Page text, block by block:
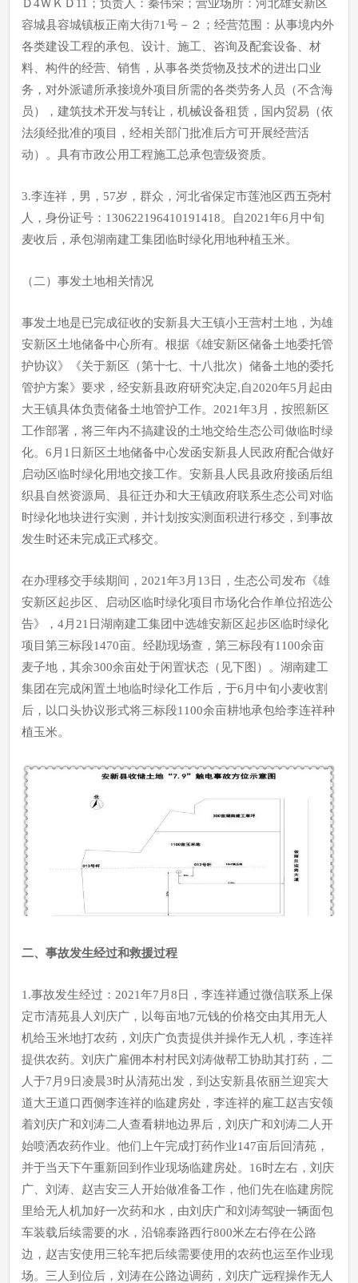
Ｄ4ＷＫＤ11；负责人：秦伟荣；营业场所：河北雄安新区
容城县容城镇板正南大街71号－２；经营范围：从事境内外
各类建设工程的承包、设计、施工、咨询及配套设备、材
料、构件的经营、销售，从事各类货物及技术的进出口业
务，对外派谴所承接境外项目所需的各类劳务人员（不含海
员），建筑技术开发与转让，机械设备租赁，国内贸易（依
法须经批准的项目，经相关部门批准后方可开展经营活
动）。具有市政公用工程施工总承包壹级资质。
3.李连祥，男，57岁，群众，河北省保定市莲池区西五尧村
人，身份证号：130622196410191418。自2021年6月中旬
麦收后，承包湖南建工集团临时绿化用地种植玉米。
（二）事发土地相关情况
事发土地是已完成征收的安新县大王镇小王营村土地，为雄
安新区土地储备中心所有。根据《雄安新区储备土地委托管
护协议》《关于新区（第十七、十八批次）储备土地的委托
管护方案》要求，经安新县政府研究决定,自2020年5月起由
大王镇具体负责储备土地管护工作。2021年3月，按照新区
工作部署，将三年内不搞建设的土地交给生态公司做临时绿
化。6月1日新区土地储备中心发函安新县人民政府配合做好
启动区临时绿化用地交接工作。安新县人民县政府接函后组
织县自然资源局、县征迁办和大王镇政府联系生态公司对临
时绿化地块进行实测，并计划按实测面积进行移交，到事故
发生时还未完成正式移交。
在办理移交手续期间，2021年3月13日，生态公司发布《雄
安新区起步区、启动区临时绿化项目市场化合作单位招选公
告》，4月21日湖南建工集团中选雄安新区起步区临时绿化
项目第三标段1470亩。经勘现场查，第三标段有1100余亩
麦子地，其余300余亩处于闲置状态（见下图）。湖南建工
集团在完成闲置土地临时绿化工作后，于6月中旬小麦收割
后，以口头协议形式将三标段1100余亩耕地承包给李连祥种
植玉米。
二、事故发生经过和救援过程
1.事故发生经过：2021年7月8日，李连祥通过微信联系上保
定市清苑县人刘庆广，以每亩地7元钱的价格交由其用无人
机给玉米地打农药，刘庆广负责提供并操作无人机，李连祥
提供农药。刘庆广雇佣本村村民刘涛做帮工协助其打药，二
人于7月9日凌晨3时从清苑出发，到达安新县依丽兰迎宾大
道大王道口西侧李连祥的临建房处，李连祥的雇工赵吉安领
着刘庆广和刘涛二人查看耕地边界后，刘庆广和刘涛二人开
始喷洒农药作业。他们上午完成打药作业147亩后回清苑，
并于当天下午重新回到作业现场临建房处。16时左右，刘庆
广、刘涛、赵吉安三人开始做准备工作，他们先在临建房院
里给无人机加好一次药和水，由刘庆广和刘涛驾驶一辆面包
车装载后续需要的水，沿锦泰路西行800米左右停在公路
边，赵吉安使用三轮车把后续需要使用的农药也运至作业现
场。三人到位后，刘涛在公路边调药，刘庆广远程操作无人